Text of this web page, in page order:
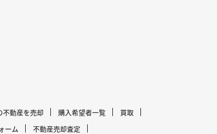
不動産を売却 購入希望者一覧
買取
ーム
不動産売却査定